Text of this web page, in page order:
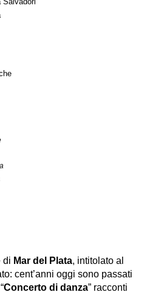
del coraje.
di Mar del Plata, intitolato al
cent’anni oggi sono passati
Concerto di danza” racconti